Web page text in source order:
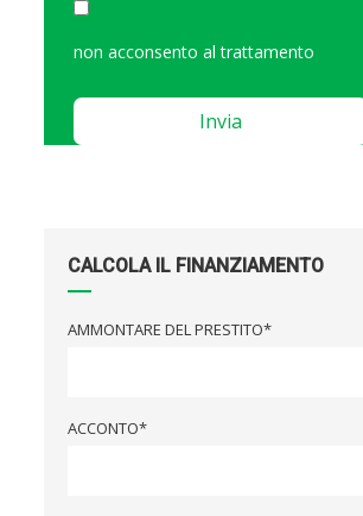
non acconsento al trattamento
Please
this
CALCOLA IL FINANZIAMENTO
AMMONTARE DEL PRESTITO*
ACCONTO*